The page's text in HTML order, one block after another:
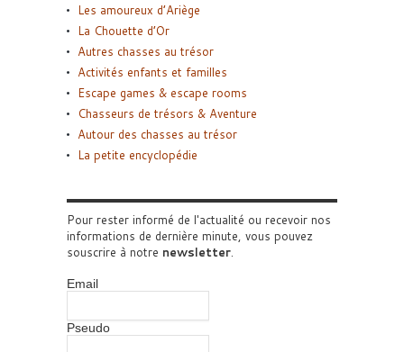
Les amoureux d’Ariège
La Chouette d’Or
Autres chasses au trésor
Activités enfants et familles
Escape games & escape rooms
Chasseurs de trésors & Aventure
Autour des chasses au trésor
La petite encyclopédie
Pour rester informé de l'actualité ou recevoir nos
informations de dernière minute, vous pouvez
souscrire à notre newsletter
Email
Pseudo